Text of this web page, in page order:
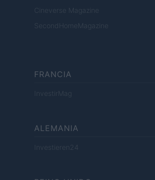
Cineverse Magazine
SecondHomeMagazine
FRANCIA
InvestirMag
ALEMANIA
Investieren24